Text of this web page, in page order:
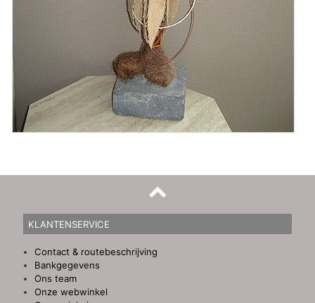
KLANTENSERVICE
Contact & routebeschrijving
Bankgegevens
Ons team
Onze webwinkel